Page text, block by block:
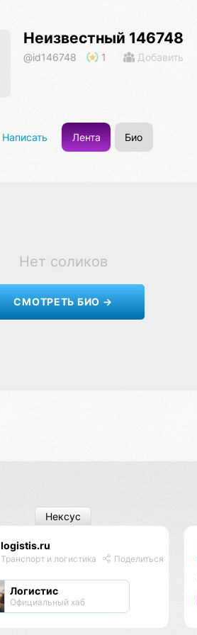
Неизвестный 146748
@id146748 1 Добавить
Написать Лента Био
Нет соликов
СМОТРЕТЬ БИО →
logistis.ru
Транспорт и логистика Поделиться
Логистис
Официальный хаб
Нексус